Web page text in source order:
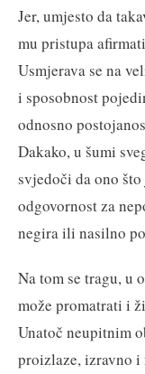
Jer, umjesto da
mu pristupa
Usmjerava se na
i sposobnost
odnosno
Dakako, u šumi
svjedoči da ono
odgovornost za
negira ili nasilno
Na tom se tragu, u
može promatrati i
Unatoč neupitnim
proizlaze, izravno i